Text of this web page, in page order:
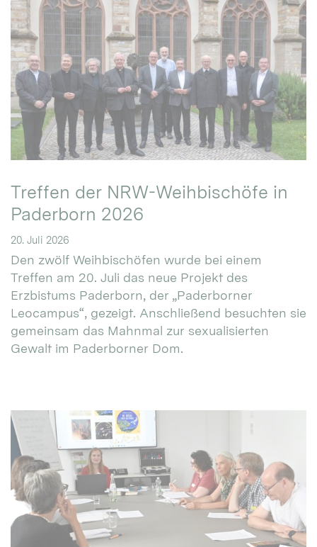
Treffen der NRW-Weihbischöfe in
Paderborn 2026
20. Juli 2026
Den zwölf Weihbischöfen wurde bei einem
Treffen am 20. Juli das neue Projekt des
Erzbistums Paderborn, der „Paderborner
Leocampus“, gezeigt. Anschließend besuchten sie
gemeinsam das Mahnmal zur sexualisierten
Gewalt im Paderborner Dom.